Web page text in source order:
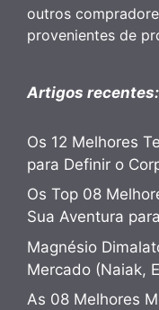
outros
provenientes de
Artigos recentes:
Os 12 Melhores
para Definir o
Os Top 08
Sua Aventura
Magnésio
Mercado (Naiak,
As 08 Melhores